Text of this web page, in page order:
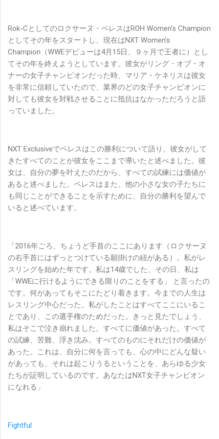
Rok-Cとしてのロクサーヌ・ペレスはROH Women's Champion
としてその年をスタートし、現在はNXT Women's
Champion（WWEデビューは4月15日、９ヶ月で王者に）とし
てその年を終えようとしています。彼女がリング・オブ・オ
ナーの女子チャンピオンだった時、マリア・ケネリスは彼女
を非常に信頼していたので、業界のどの女子チャンピオンに
対しても彼女を対戦させることに抵抗はなかっただろうと語
っていました。
NXT Exclusiveでペレスはこの勝利について語り、彼女がして
きたすべてのことが彼女をここまで導いたと述べました。彼
女は、自分の夢を叶えたのだから、すべての試練には価値が
あると述べました。ペレスはまた、他の小さな女の子たちに
も同じことができることを示すために、自分の勝利を望んで
いると述べています。
「2016年ごろ、ちょうど手首のここにあります（ロクサーヌ
の右手首にはずっとつけている願掛けの紐がある）。私がレ
スリングを始めた年です。私は14歳でした、その日、私は
「WWEに行けるようにできる限りのことをする」 と言ったの
です。何があってもそこにたどり着きます。今までの人生は
レスリング中心だった。私がしたことはすべてここにいるこ
とであり、この選手権のためだった。きっと見たでしょう、
私はそこで泣き崩れました。すべてに価値があった。すべて
の試練、苦難、浮き沈み。すべてのものにそれだけの価値が
あった。これは、自分に何を言っても、心の中にどんな疑い
があっても、それは起こりうるということを、あらゆる少女
たちが証明しているのです。あなたはNXT女子チャンピオン
になれる」
Fightful